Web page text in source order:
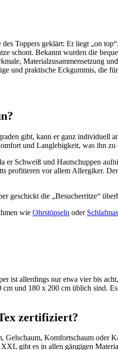
Toppers geklärt: Er liegt „on
schont. Bekannt wurden die
Materialzusammensetzung
und praktische Eckgummis, die
gibt, kann er ganz individuell
und Langlebigkeit, was ihn
Schweiß und Hautschuppen
profitieren vor allem Allergiker.
die „Besucherritze“
wie Ohrstöpseln oder
ist allerdings nur etwa vier bis
und 180 x 200 cm üblich sind.
zertifiziert?
Komfortschaum oder
gibt es in allen gängigen